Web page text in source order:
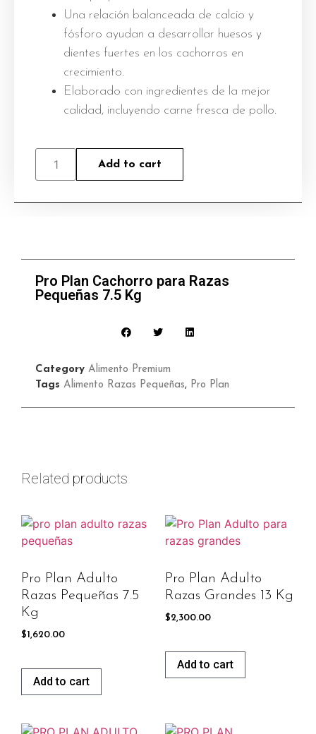
Una relación balanceada de calcio y
fósforo ayudan a desarrollar huesos y
dientes fuertes en los cachorros en
crecimiento.
Elaborado con ingredientes de la mejor
calidad, incluyendo carne fresca de pollo.
Add to cart
Pro Plan Cachorro para Razas
Pequeñas 7.5 Kg
Category Alimento Premium
Tags Alimento Razas Pequeñas, Pro Plan
Related products
Pro Plan Adulto
Razas Pequeñas 7.5
Kg
$1,620.00
Add to cart
Pro Plan Adulto
Razas Grandes 13 Kg
$2,300.00
Add to cart